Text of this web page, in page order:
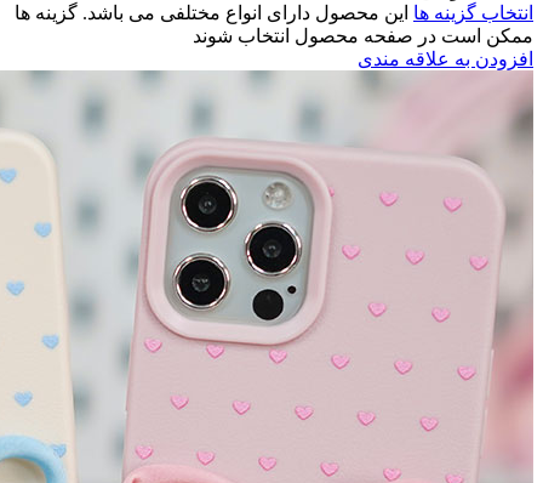
مختلفی می باشد. گزینه ها